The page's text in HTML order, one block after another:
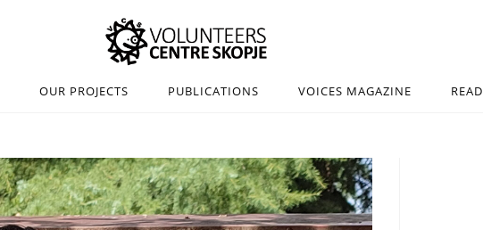
OUR PROJECTS PUBLICATIONS VOICES MAGAZINE READ